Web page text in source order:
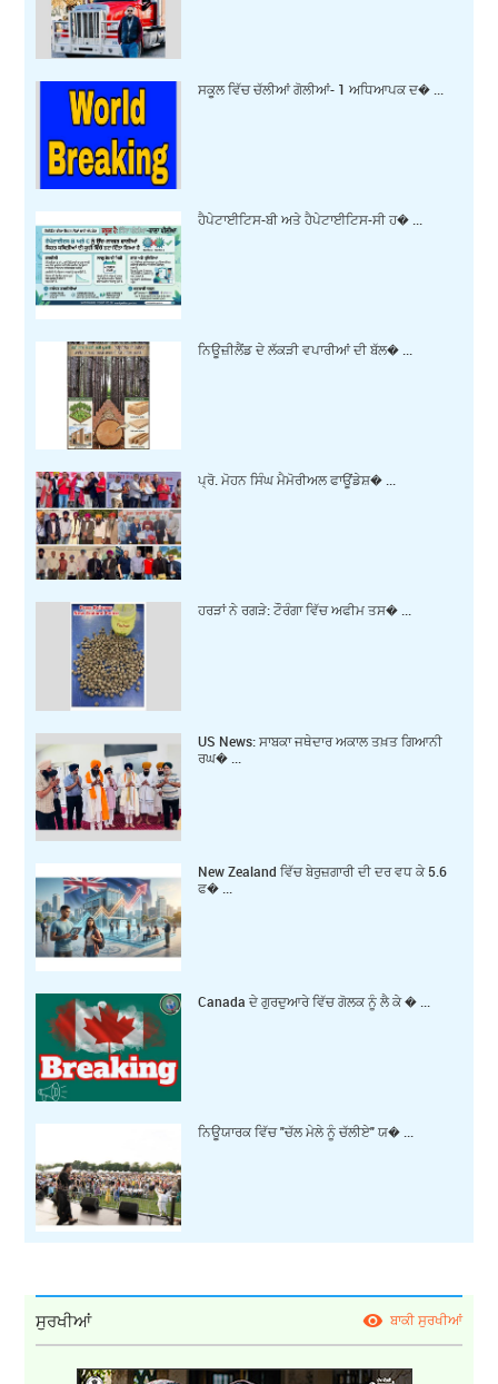
ਸਕੂਲ ਵਿੱਚ ਚੱਲੀਆਂ ਗੋਲੀਆਂ- 1 ਅਧਿਆਪਕ ਦ� ...
ਹੈਪੇਟਾਈਟਿਸ-ਬੀ ਅਤੇ ਹੈਪੇਟਾਈਟਿਸ-ਸੀ ਹ� ...
ਨਿਊਜ਼ੀਲੈਂਡ ਦੇ ਲੱਕੜੀ ਵਪਾਰੀਆਂ ਦੀ ਬੱਲ� ...
ਪ੍ਰੋ. ਮੋਹਨ ਸਿੰਘ ਮੈਮੋਰੀਅਲ ਫਾਊਂਡੇਸ਼� ...
ਹਰੜਾਂ ਨੇ ਰਗੜੇ: ਟੌਰੰਗਾ ਵਿੱਚ ਅਫੀਮ ਤਸ� ...
US News: ਸਾਬਕਾ ਜਥੇਦਾਰ ਅਕਾਲ ਤਖ਼ਤ ਗਿਆਨੀ
ਰਘ� ...
New Zealand ਵਿੱਚ ਬੇਰੁਜ਼ਗਾਰੀ ਦੀ ਦਰ ਵਧ ਕੇ 5.6
ਫ� ...
Canada ਦੇ ਗੁਰਦੁਆਰੇ ਵਿੱਚ ਗੋਲਕ ਨੂੰ ਲੈ ਕੇ � ...
ਨਿਊਯਾਰਕ ਵਿੱਚ "ਚੱਲ ਮੇਲੇ ਨੂੰ ਚੱਲੀਏ" ਯ� ...
ਸੁਰਖੀਆਂ ਬਾਕੀ ਸੁਰਖੀਆਂ